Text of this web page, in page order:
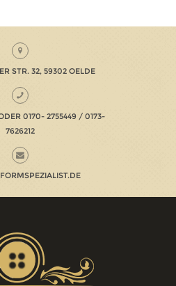
STR. 32, 59302 OELDE
0170- 2755449 / 0173-
7626212